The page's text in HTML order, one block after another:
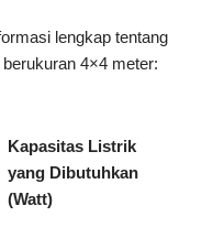
lengkap tentang
4×4 meter:
Kapasitas Listrik
yang Dibutuhkan
(Watt)